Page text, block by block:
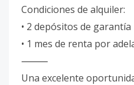
Condiciones de alquiler:
• 2 depósitos de garantía
• ⁠1 mes de renta por
⸻
Una excelente